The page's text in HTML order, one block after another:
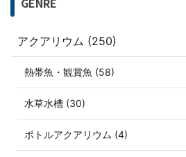
アクアリウム (250)
熱帯魚・観賞魚 (58)
水草水槽 (30)
ボトルアクアリウム (4)